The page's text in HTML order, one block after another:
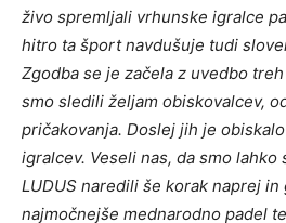
živo spremljali vrhunske igralce
hitro ta šport navdušuje tudi
Zgodba se je začela z uvedbo
smo sledili željam obiskovalcev,
pričakovanja. Doslej jih je
igralcev. Veseli nas, da smo
LUDUS naredili še korak naprej
najmočnejše mednarodno padel